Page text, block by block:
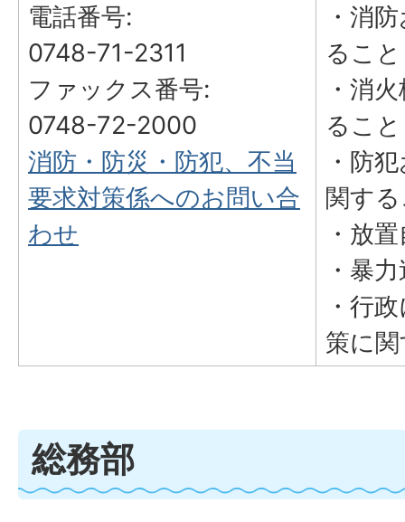
電話番号:
0748-71-2311
ファックス番号:
0748-72-2000
消防 ・防災・防犯、不当
要求対策係へのお問い合
わせ
・消
ること
・消
ること
・防
関す
・放
・暴
・行
策に
総務部